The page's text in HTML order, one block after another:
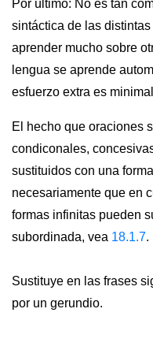
Por último: No es tan
sintáctica de las
aprender mucho sobre
lengua se aprende
esfuerzo extra es
El hecho que oraciones
condiconales,
sustituidos con una
necesariamente que en
formas infinitas pueden
subordinada, vea 18.1.7.
Sustituye en las frases
por un gerundio.